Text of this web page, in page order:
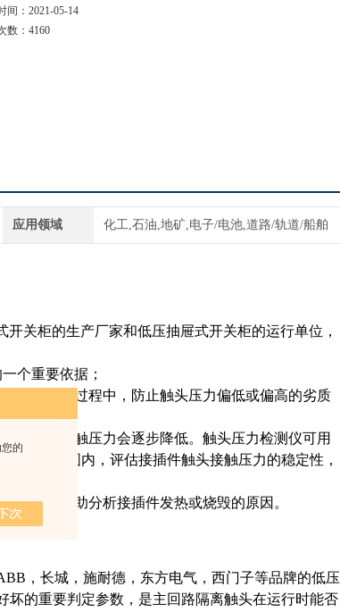
的
间： 2021-05-14
数： 4160
应用领域 化工,石油,地矿,电子/电池,道路/轨道/船舶
关柜的生产厂家和低压抽屉式开关柜的运行单位，
个重要依据；
备件采购过程中，防止触头压力偏低或偏高的劣质
的触头接触压力会逐步降低。触头压力检测仪可用
允许范围内，评估接插件触头接触压力的稳定性，
故时，帮助分析接插件发热或烧毁的原因。
，长城，施耐德，东方电气，西门子等品牌的低压
坏的重要判定参数，是主回路隔离触头在运行时能否